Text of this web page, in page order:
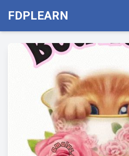
FDPLEARN